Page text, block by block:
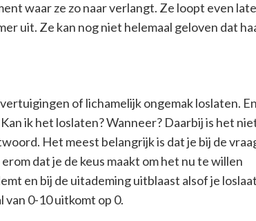
waar ze zo naar verlangt. Ze loopt even
uit. Ze kan nog niet helemaal geloven dat
of lichamelijk ongemak loslaten. En
ik het loslaten? Wanneer? Daarbij is het
Het meest belangrijk is dat je bij de
dat je de keus maakt om het nu te willen
en bij de uitademing uitblaast alsof je
van 0-10 uitkomt op 0.